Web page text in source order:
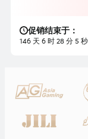
促销结束于：
146 天 6 时 28 分 3 秒